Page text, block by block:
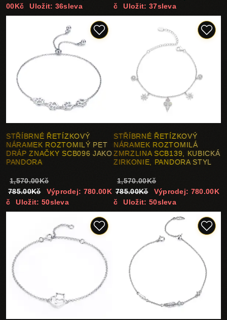
00Kč
Uložit: 36sleva
č
Uložit: 37sleva
STŘÍBRNÉ ŘETÍZKOVÝ
NÁRAMEK ROZTOMILÝ PET
DRÁP ZNAČKY SCB096 JAKO
PANDORA
1,570.00Kč
785.00Kč
Výprodej: 780.00K
č
Uložit: 50sleva
STŘÍBRNÉ ŘETÍZKOVÝ
NÁRAMEK ROZTOMILÁ
ZMRZLINA SCB139, KUBICKÁ
ZIRKONIE, PANDORA STYL
1,570.00Kč
785.00Kč
Výprodej: 780.00K
č
Uložit: 50sleva